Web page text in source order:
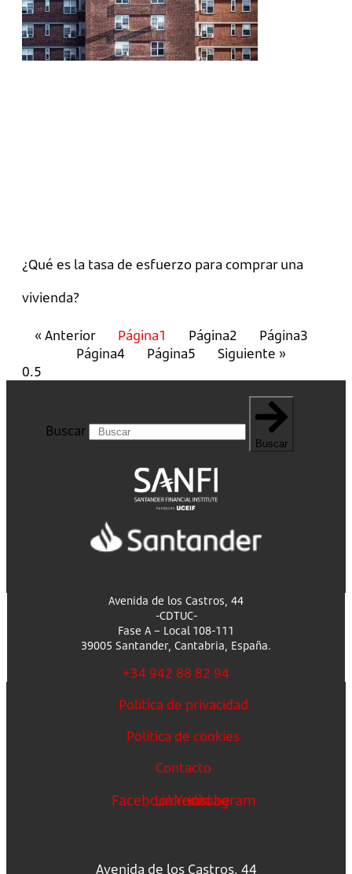
¿Qué es la tasa de esfuerzo para comprar una
vivienda?
« Anterior Página1 Página2 Página3
Página4 Página5 Siguiente »
Buscar
Buscar
Avenida de los Castros, 44
-CDTUC-
Fase A – Local 108-111
39005 Santander, Cantabria, España.
+34 942 88 82 94
Política de privacidad
Política de cookies
Contacto
FacebookLinkedin
Youtube
Instagram
Avenida de los Castros, 44